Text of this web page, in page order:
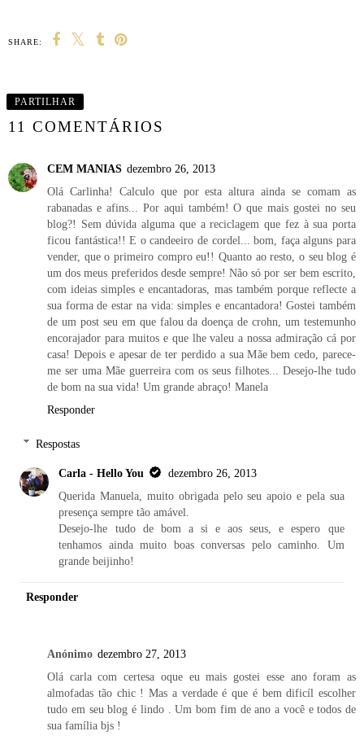
SHARE:
PARTILHAR
11 COMENTÁRIOS
CEM MANIAS dezembro 26, 2013
Olá Carlinha! Calculo que por esta altura ainda se comam as
rabanadas e afins... Por aqui também! O que mais gostei no seu
blog?! Sem dúvida alguma que a reciclagem que fez à sua porta
ficou fantástica!! E o candeeiro de cordel... bom, faça alguns para
vender, que o primeiro compro eu!! Quanto ao resto, o seu blog é
um dos meus preferidos desde sempre! Não só por ser bem escrito,
com ideias simples e encantadoras, mas também porque reflecte a
sua forma de estar na vida: simples e encantadora! Gostei também
de um post seu em que falou da doença de crohn, um testemunho
encorajador para muitos e que lhe valeu a nossa admiração cá por
casa! Depois e apesar de ter perdido a sua Mãe bem cedo, parece-
me ser uma Mãe guerreira com os seus filhotes... Desejo-lhe tudo
de bom na sua vida! Um grande abraço! Manela
Responder
Respostas
Carla - Hello You
dezembro 26, 2013
Querida Manuela, muito obrigada pelo seu apoio e pela sua
presença sempre tão amável.
Desejo-lhe tudo de bom a si e aos seus, e espero que
tenhamos ainda muito boas conversas pelo caminho. Um
grande beijinho!
Responder
Anónimo dezembro 27, 2013
Olá carla com certesa oque eu mais gostei esse ano foram as
almofadas tão chic ! Mas a verdade é que é bem dificíl escolher
tudo em seu blog é lindo . Um bom fim de ano a você e todos de
sua família bjs !